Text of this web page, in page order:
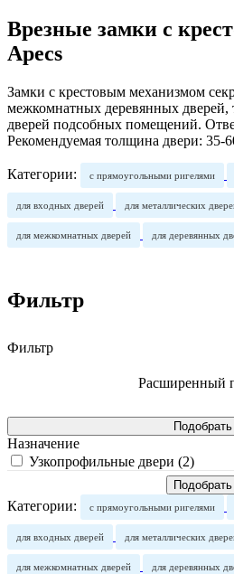
Врезные замки с
Apecs
Замки с крестовым механизмом
межкомнатных деревянных дверей,
дверей подсобных помещений.
Рекомендуемая толщина двери: 35-
Категории: с прямоугольными ригелями
для входных дверей для металлических
для межкомнатных дверей для деревянных
Фильтр
Фильтр
Расширенный
Назначение
Узкопрофильные двери (2)
Категории: с прямоугольными ригелями
для входных дверей для металлических
для межкомнатных дверей для деревянных